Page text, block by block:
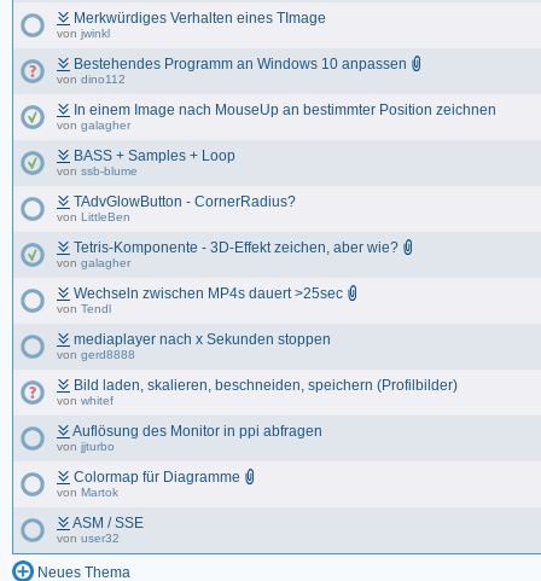
Merkwürdiges Verhalten eines TImage
von jwinkl
Bestehendes Programm an Windows 10 anpassen
von dino112
In einem Image nach MouseUp an bestimmter Position zeichnen
von galagher
BASS + Samples + Loop
von ssb-blume
TAdvGlowButton - CornerRadius?
von LittleBen
Tetris-Komponente - 3D-Effekt zeichen, aber wie?
von galagher
Wechseln zwischen MP4s dauert >25sec
von Tendl
mediaplayer nach x Sekunden stoppen
von gerd8888
Bild laden, skalieren, beschneiden, speichern (Profilbilder)
von whitef
Auflösung des Monitor in ppi abfragen
von jjturbo
Colormap für Diagramme
von Martok
ASM / SSE
von user32
Neues Thema